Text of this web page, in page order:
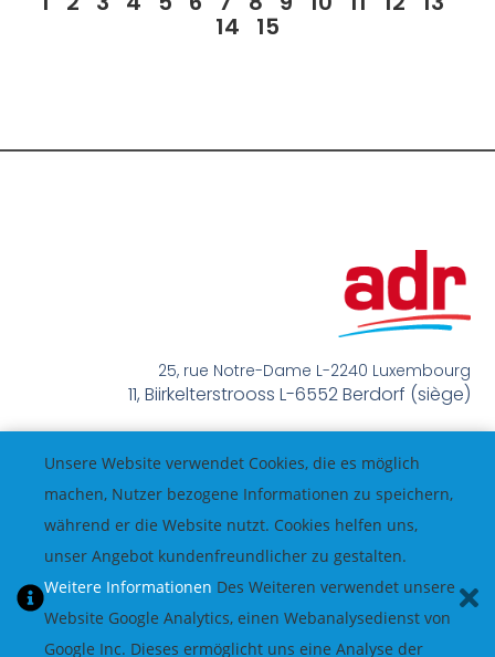
14 15
25, rue Notre-Dame L-2240 Luxembourg
11, Biirkelterstrooss L-6552 Berdorf (siège)
T: 46 37 42 / 26 20 37 06 (siège)
méindes bis freides 8:00 – 17:00
Unsere Website verwendet Cookies, die es möglich
machen, Nutzer bezogene Informationen zu speichern,
während er die Website nutzt. Cookies helfen uns,
unser Angebot kundenfreundlicher zu gestalten.
Weitere Informationen Des Weiteren verwendet unsere
Website Google Analytics, einen Webanalysedienst von
Google Inc. Dieses ermöglicht uns eine Analyse der